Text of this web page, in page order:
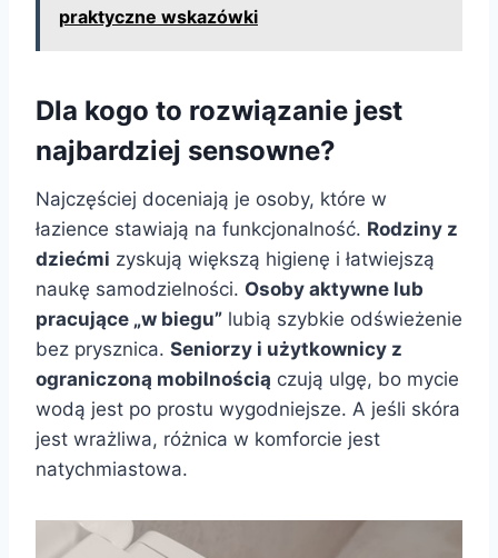
praktyczne wskazówki
Dla kogo to rozwiązanie jest
najbardziej sensowne?
Najczęściej doceniają je osoby, które w
łazience stawiają na funkcjonalność. Rodziny z
dziećmi zyskują większą higienę i łatwiejszą
naukę samodzielności. Osoby aktywne lub
pracujące „w biegu” lubią szybkie odświeżenie
bez prysznica. Seniorzy i użytkownicy z
ograniczoną mobilnością czują ulgę, bo mycie
wodą jest po prostu wygodniejsze. A jeśli skóra
jest wrażliwa, różnica w komforcie jest
natychmiastowa.